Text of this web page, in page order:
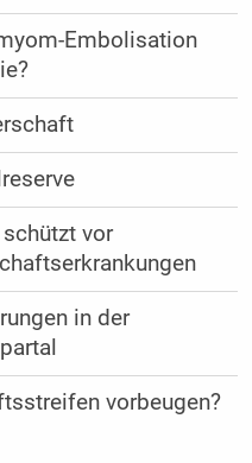
Embolisation
vor
in der
vorbeugen?